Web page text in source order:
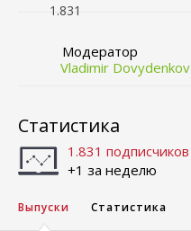
1.831
Модератор
Vladimir Dovydenkov
Статистика
1.831 подписчиков
+1 за неделю
Выпуски Статистика